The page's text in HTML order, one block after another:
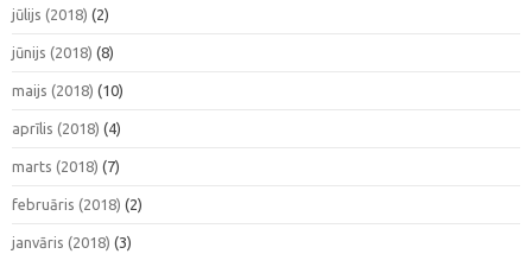
jūlijs (2018) (2)
jūnijs (2018) (8)
maijs (2018) (10)
aprīlis (2018) (4)
marts (2018) (7)
februāris (2018) (2)
janvāris (2018) (3)